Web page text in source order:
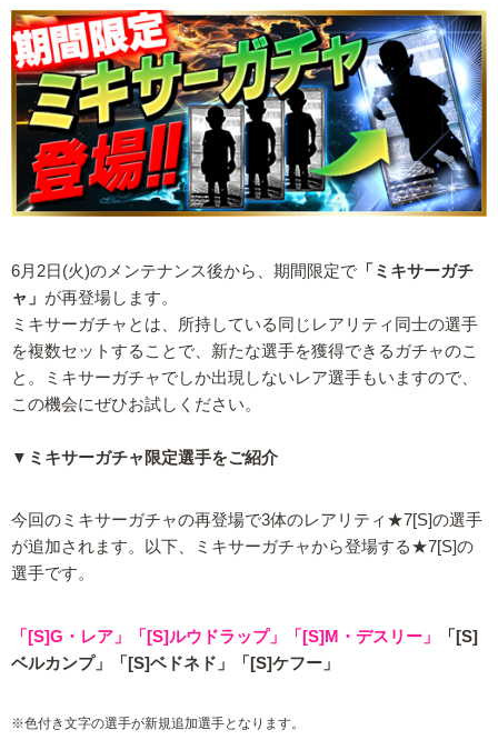
6月2日(火)のメンテナンス後から、期間限定で 「ミキサーガチ
ャ」 が再登場します。
ミキサーガチャとは、所持している同じレアリティ同士の選手
を複数セットすることで、新たな選手を獲得できるガチャのこ
と。ミキサーガチャでしか出現しないレア選手もいますので、
この機会にぜひお試しください。
▼ミキサーガチャ限定選手をご紹介
今回のミキサーガチャの再登場で3体のレアリティ★7[S]の選手
が追加されます。以下、ミキサーガチャから登場する★7[S]の
選手です。
「[S]G・レア」「[S]ルウドラップ」「[S]M・デスリー」
「[S]
ベルカンプ」「[S]ベドネド」「[S]ケフー」
※色付き文字の選手が新規追加選手となります。